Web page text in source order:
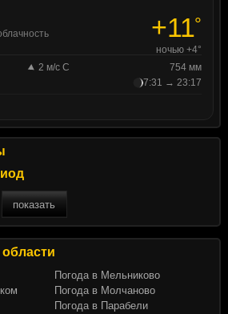
+11°
ночью +4°
2 м/с С
754 мм
7:31 → 23:17
показать
Погода в Мельниково
Погода в Молчаново
Погода в Парабели